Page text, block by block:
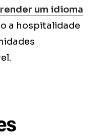
um idioma
a hospitalidade